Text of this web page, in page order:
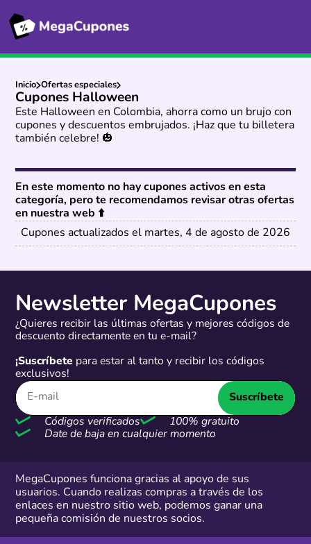
Inicio Ofertas especiales
Cupones Halloween
Este Halloween en Colombia, ahorra como un brujo con
cupones y descuentos embrujados. ¡Haz que tu billetera
también celebre! 🎃
En este momento no hay cupones activos en esta
categoría, pero te recomendamos revisar otras ofertas
en nuestra web ⬆️
Cupones actualizados el martes, 4 de agosto de 2026
Newsletter MegaCupones
¿Quieres recibir las últimas ofertas y mejores códigos de
descuento directamente en tu e-mail?
¡Suscríbete para estar al tanto y recibir los códigos
exclusivos!
Suscríbete
Códigos verificados
100% gratuito
Date de baja en cualquier momento
MegaCupones funciona gracias al apoyo de sus
usuarios. Cuando realizas compras a través de los
enlaces en nuestro sitio web, podemos ganar una
pequeña comisión de nuestros socios.